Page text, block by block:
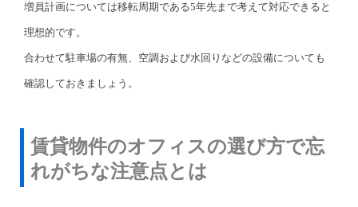
増員計画については移転周期である5年先まで考えて対応できると
理想的です。
合わせて駐車場の有無、空調および水回りなどの設備についても
確認しておきましょう。
賃貸物件のオフィスの選び方で忘
れがちな注意点とは